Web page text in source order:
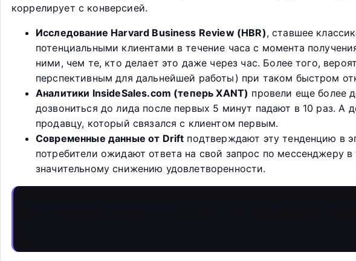
коррелирует с конверсией.
Исследование Harvard Business Review (HBR), ставшее
потенциальными клиентами в течение часа с момента
ними, чем те, кто делает это даже через час. Более того,
перспективным для дальнейшей работы) при таком быстром
Аналитики InsideSales.com (теперь XANT) провели еще более
дозвониться до лида после первых 5 минут падают в 10 раз. А
продавцу, который связался с клиентом первым.
Современные данные от Drift подтверждают эту тенденцию в
потребители ожидают ответа на свой запрос по мессенджеру
значительному снижению удовлетворенности.